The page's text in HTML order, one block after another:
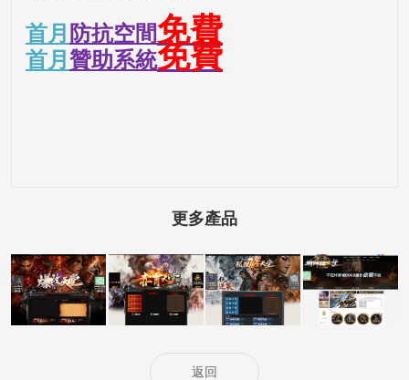
首月 防抗空間免費
首月 贊助系統免費
更多產品
5000客戶展示案
例15
5000客戶展示案
例14
5000客戶展示案
例13
15000客戶展示
案例6
返回